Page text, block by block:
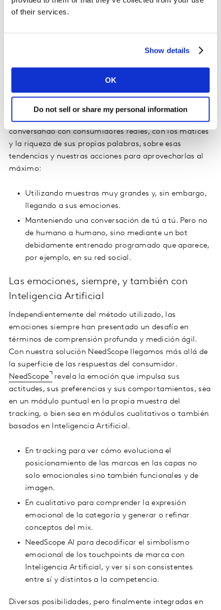
of their services.
Show details
OK
Do not sell or share my personal information
días para identificar tendencias subyacentes y predecir
la precisión de las predicciones, mejorando por tanto la
capacidad de las marcas para anticipar y reaccionar
Conversational AI para profundizar en su
significado e implicaciones
Esta solución permite profundizar en las tendencias
conversando con consumidores reales, con los matices
y la riqueza de sus propias palabras, sobre esas
tendencias y nuestras acciones para aprovecharlas al
máximo:
Utilizando muestras muy grandes y, sin embargo,
llegando a sus emociones.
Manteniendo una conversación de tú a tú. Pero no
de humano a humano, sino mediante un bot
debidamente entrenado programado que aparece,
por ejemplo, en su red social.
Las emociones, siempre, y también con
Inteligencia Artificial
Independientemente del método utilizado, las
emociones siempre han presentado un desafío en
términos de comprensión profunda y medición ágil.
Con nuestra solución NeedScope llegamos más allá de
la superficie de las respuestas del consumidor.
NeedScope revela la emoción que impulsa sus
actitudes, sus preferencias y sus comportamientos, sea
en un módulo puntual en la propia muestra del
tracking, o bien sea en módulos cualitativos o también
basados en Inteligencia Artificial.
En tracking para ver cómo evoluciona el
posicionamiento de las marcas en las capas no
solo emocionales sino también funcionales y de
imagen.
En cualitativo para comprender la expresión
emocional de la categoría y generar o refinar
conceptos del mix.
NeedScope AI para decodificar el simbolismo
emocional de los touchpoints de marca con
Inteligencia Artificial, y ver si son consistentes
entre sí y distintos a la competencia.
Diversas posibilidades, pero finalmente integradas en